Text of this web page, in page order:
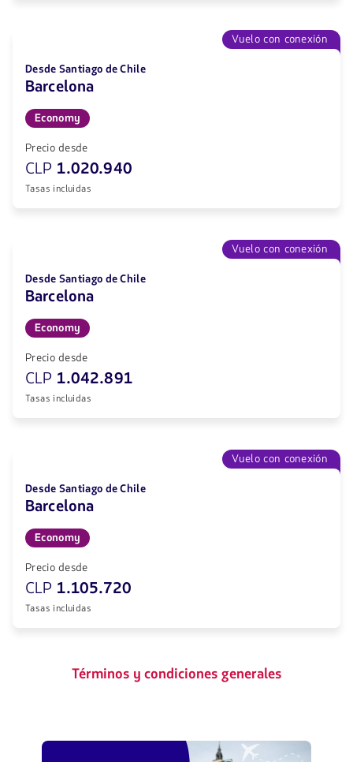
Vuelo con conexión
Desde Santiago de Chile
Barcelona
Economy
Precio desde
CLP 1.020.940
Tasas incluidas
Vuelo con conexión
Desde Santiago de Chile
Barcelona
Economy
Precio desde
CLP 1.042.891
Tasas incluidas
Vuelo con conexión
Desde Santiago de Chile
Barcelona
Economy
Precio desde
CLP 1.105.720
Tasas incluidas
Términos y condiciones generales